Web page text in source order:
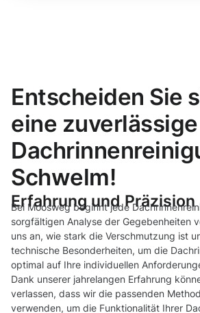
Entscheiden Sie
eine zuverlässige
Schwelm!
Erfahrung und Präzision
Bei Moosweg beginnt jede
sorgfältigen Analyse der Gegebenheiten
uns an, wie stark die Verschmutzung ist
technische Besonderheiten, um die
optimal auf Ihre individuellen
Dank unserer jahrelangen Erfahrung
verlassen, dass wir die passenden
verwenden, um die Funktionalität Ihrer